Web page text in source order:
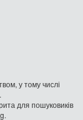
у тому числі
для пошуковиків